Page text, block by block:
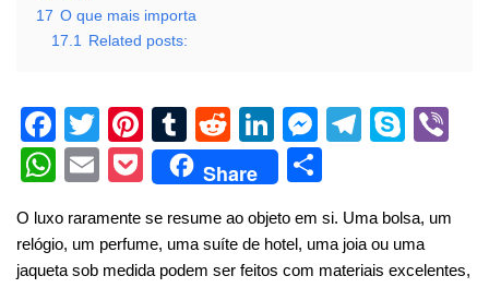
17 O que mais importa
17.1
Related posts:
F
a
c
e
b
T
wi
tt
er
Pi
nt
er
e
st
T
u
m
bl
r
R
e
d
di
t
Li
n
k
e
dI
M
e
ss
e
n
T
gr
a
S
e
W
at
s
E
ail
P
ck
et
Share
ar
e
O luxo raramente se resume ao objeto em si. Uma bolsa, um
relógio, um perfume, uma suíte de hotel, uma joia ou uma
jaqueta sob medida podem ser feitos com materiais excelentes,